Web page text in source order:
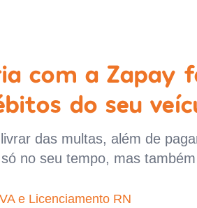
com a Zapay
do seu
das multas, além de
no seu tempo, mas
e Licenciamento RN